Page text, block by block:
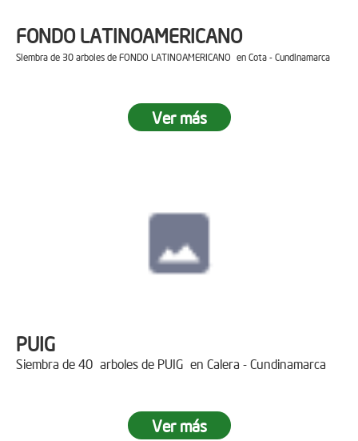
FONDO LATINOAMERICANO
Siembra de 30 arboles de FONDO LATINOAMERICANO en Cota - Cundinamarca
Ver más
PUIG
Siembra de 40 arboles de PUIG en Calera - Cundinamarca
Ver más